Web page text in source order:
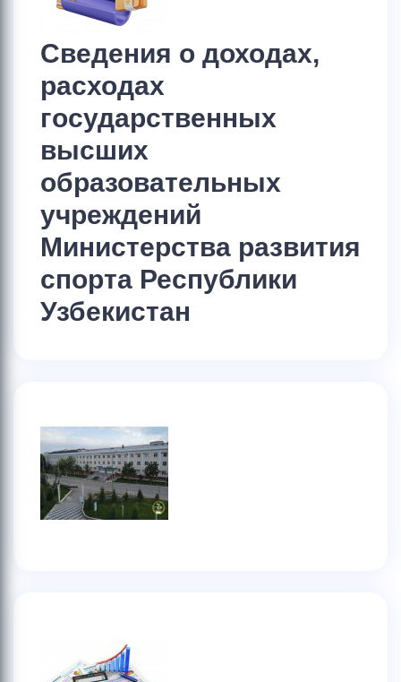
Сведения о доходах,
расходах
государственных
высших
образовательных
учреждений
Министерства развития
спорта Республики
Узбекистан